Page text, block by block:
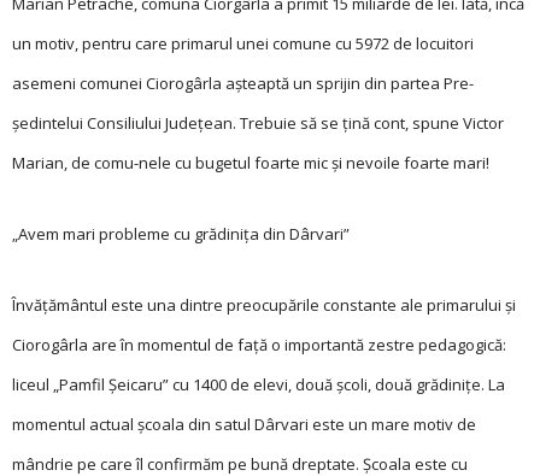
un motiv, pentru care primarul unei comune cu 5972 de locuitori
asemeni comunei Ciorogârla aşteaptă un sprijin din partea Pre­
şedintelui Consiliului Judeţean. Trebuie să se ţină cont, spune Victor
Marian, de comu-nele cu bugetul foarte mic şi nevoile foarte mari!
„Avem mari ­probleme cu grădiniţa din ­Dârvari”
Învăţământul este una dintre preocupările constante ale primarului şi
Ciorogârla are în momentul de faţă o importantă zestre pedagogică:
liceul „Pamfil Şeicaru” cu 1400 de elevi, două şcoli, două grădiniţe. La
momentul actual şcoala din satul Dârvari este un mare motiv de
mândrie pe care îl confirmăm pe bună dreptate. Şcoala este cu